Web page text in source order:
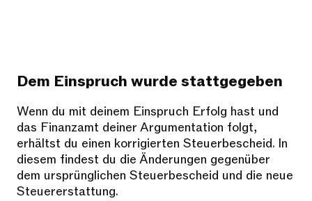
Dem Einspruch wurde stattgegeben
Wenn du mit deinem Einspruch Erfolg hast und
das Finanzamt deiner Argumentation folgt,
erhältst du einen korrigierten Steuerbescheid. In
diesem findest du die Änderungen gegenüber
dem ursprünglichen Steuerbescheid und die neue
Steuererstattung.